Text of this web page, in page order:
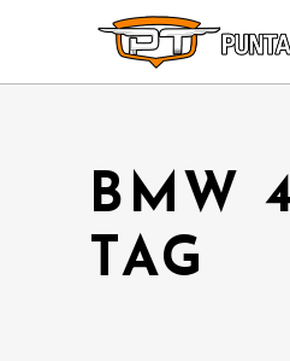
BMW
TAG